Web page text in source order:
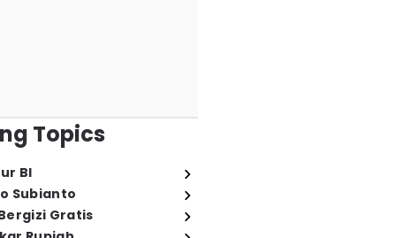
Topics
BI
Subianto
Gratis